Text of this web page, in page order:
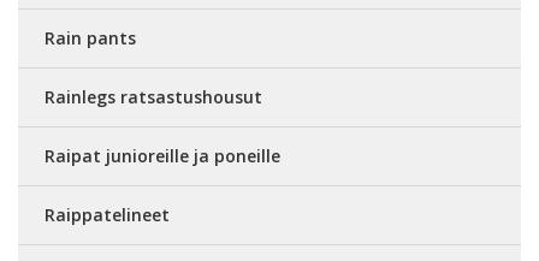
Rain pants
Rainlegs ratsastushousut
Raipat junioreille ja poneille
Raippatelineet